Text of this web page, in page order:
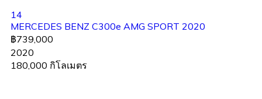
14
MERCEDES BENZ C300e AMG SPORT 2020
฿739,000
2020
180,000 กิโลเมตร